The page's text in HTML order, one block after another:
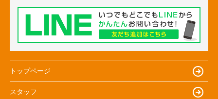
トップページ
スタッフ